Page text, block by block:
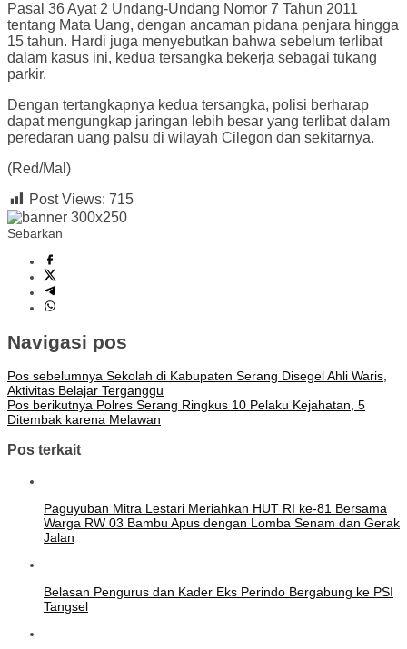
Pasal 36 Ayat 2 Undang-Undang Nomor 7 Tahun 2011
tentang Mata Uang, dengan ancaman pidana penjara hingga
15 tahun. Hardi juga menyebutkan bahwa sebelum terlibat
dalam kasus ini, kedua tersangka bekerja sebagai tukang
parkir.
Dengan tertangkapnya kedua tersangka, polisi berharap
dapat mengungkap jaringan lebih besar yang terlibat dalam
peredaran uang palsu di wilayah Cilegon dan sekitarnya.
(Red/Mal)
Post Views: 715
Sebarkan
Navigasi pos
Pos sebelumnya Sekolah di Kabupaten Serang Disegel Ahli Waris,
Aktivitas Belajar Terganggu
Pos berikutnya Polres Serang Ringkus 10 Pelaku Kejahatan, 5
Ditembak karena Melawan
Pos terkait
Paguyuban Mitra Lestari Meriahkan HUT RI ke-81 Bersama
Warga RW 03 Bambu Apus dengan Lomba Senam dan Gerak
Jalan
Belasan Pengurus dan Kader Eks Perindo Bergabung ke PSI
Tangsel